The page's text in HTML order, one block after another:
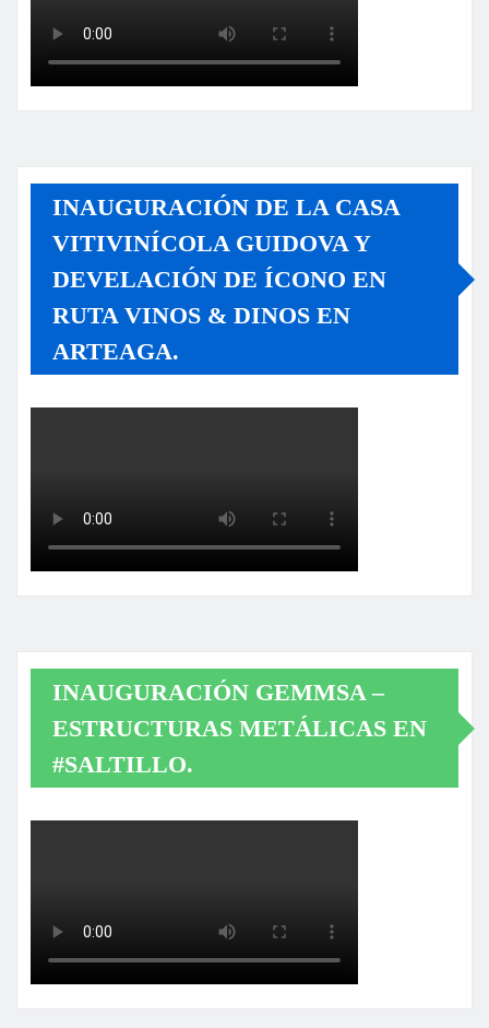
INAUGURACIÓN DE LA CASA
VITIVINÍCOLA GUIDOVA Y
DEVELACIÓN DE ÍCONO EN
RUTA VINOS & DINOS EN
ARTEAGA.
INAUGURACIÓN GEMMSA –
ESTRUCTURAS METÁLICAS EN
#SALTILLO.